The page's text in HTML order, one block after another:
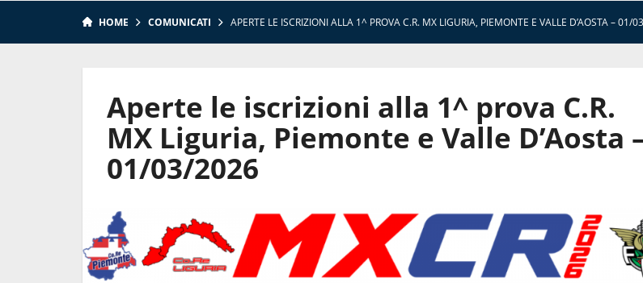
HOME COMUNICATI APERTE LE ISCRIZIONI ALLA 1^ PROVA C.R. MX LIGURIA, PIEMONTE E VALLE D’AOSTA – 01/
Aperte le iscrizioni alla 1^ prova C.R.
MX Liguria, Piemonte e Valle D’Aosta
01/03/2026